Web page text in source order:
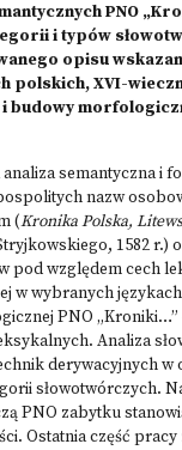
PNO
i typów
opisu
polskich, XVI-
budowy
semantyczna i
nazw
(Kronika Polska,
1582 r.)
pod względem cech
w wybranych
PNO
Analiza
derywacyjnych w
słowotwórczych.
PNO zabytku
Ostatnia część pracy